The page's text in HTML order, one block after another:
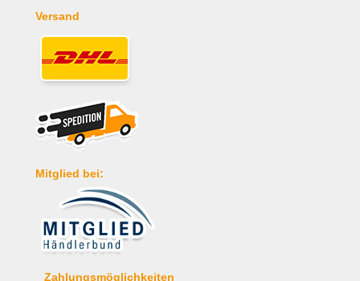
Versand
Mitglied bei:
Zahlungsmöglichkeiten